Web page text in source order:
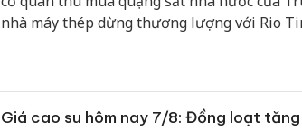
nhà máy thép dừng thương lượng với Rio
Giá cao su hôm nay 7/8: Đồng loạt